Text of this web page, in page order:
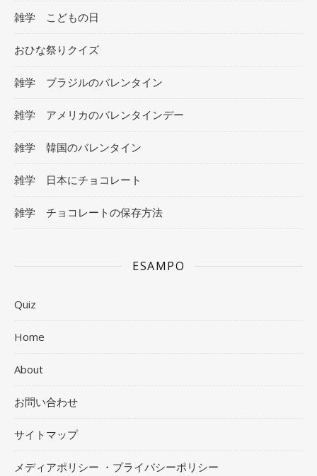
雑学 こどもの日
おひな祭りクイズ
雑学 ブラジルのバレンタイン
雑学 アメリカのバレンタインデー
雑学 韓国のバレンタイン
雑学 日本にチョコレート
雑学 チョコレートの保存方法
ESAMPO
Quiz
Home
About
お問い合わせ
サイトマップ
メディアポリシー ・プライバシーポリシー